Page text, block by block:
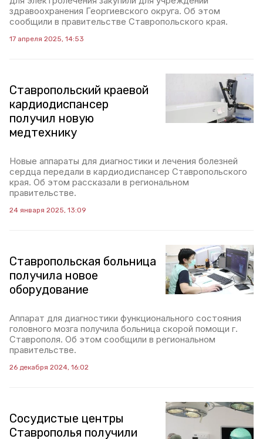
здравоохранения Георгиевского округа. Об этом
сообщили в правительстве Ставропольского края.
17 апреля 2025, 14:53
Ставропольский краевой
кардиодиспансер
получил новую
медтехнику
Новые аппараты для диагностики и лечения болезней
сердца передали в кардиодиспансер Ставропольского
края. Об этом рассказали в региональном
правительстве.
24 января 2025, 13:09
Ставропольская больница
получила новое
оборудование
Аппарат для диагностики функционального состояния
головного мозга получила больница скорой помощи г.
Ставрополя. Об этом сообщили в региональном
правительстве.
26 декабря 2024, 16:02
Сосудистые центры
Ставрополья получили